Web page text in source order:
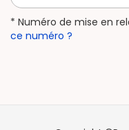
* Numéro de mise en
ce numéro ?